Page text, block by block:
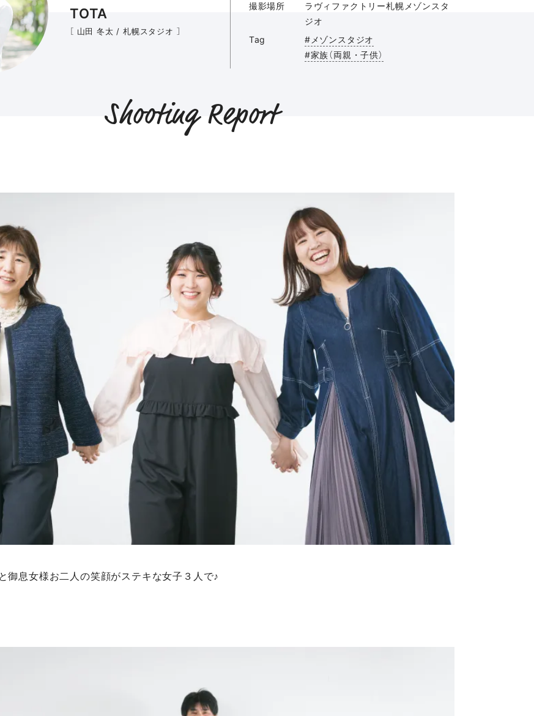
TOTA
［ 山田 冬太 / 札幌スタジオ ］
撮影場所
ラヴィファクトリー札幌メゾンスタ
ジオ
Tag
#メゾンスタジオ
#家族（両親・子供）
Shooting Report
御息女様お二人の笑顔がステキな女子３人で♪